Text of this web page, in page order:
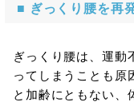
■ ぎっくり腰を再
ぎっくり腰は、運動
ってしまうことも原
と加齢にともない、